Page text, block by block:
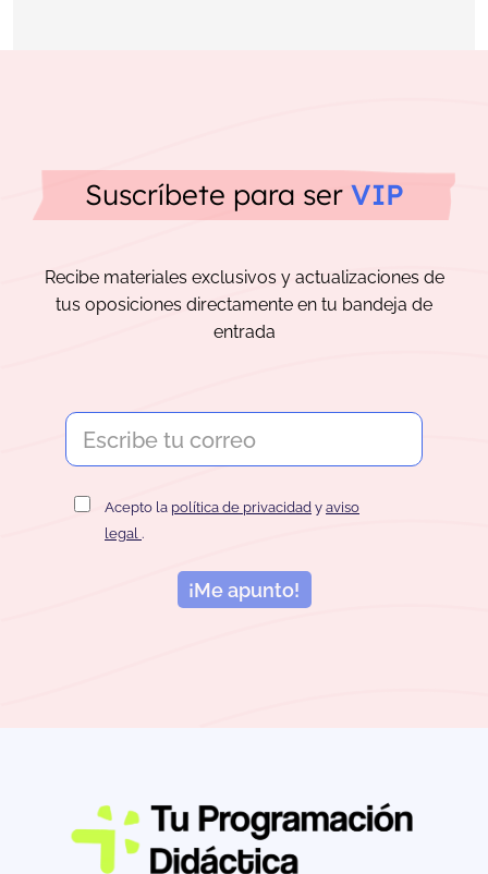
Suscríbete para ser VIP
Recibe materiales exclusivos y actualizaciones de
tus oposiciones directamente en tu bandeja de
entrada
Acepto la política de privacidad y aviso
legal .
¡Me apunto!